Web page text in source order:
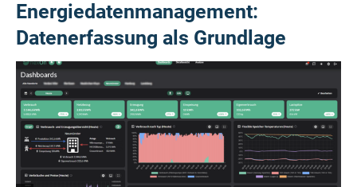
Energiedatenmanagement:
Datenerfassung als Grundlage